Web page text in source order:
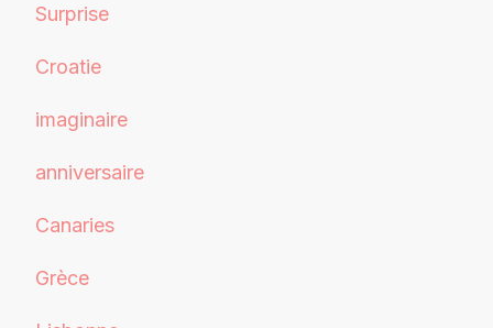
Surprise
Croatie
imaginaire
anniversaire
Canaries
Grèce